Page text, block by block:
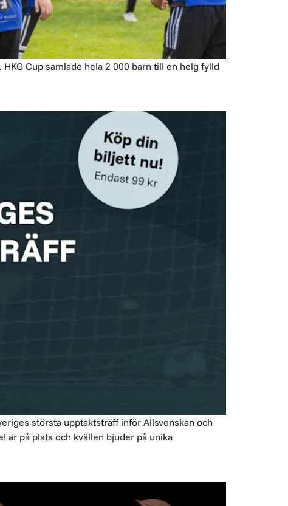
Cup samlade hela 2 000 barn till en helg fylld
största upptaktsträff inför Allsvenskan och
är på plats och kvällen bjuder på unika